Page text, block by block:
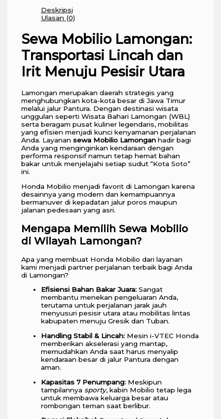
Deskripsi
Ulasan (0)
Sewa Mobilio Lamongan:
Transportasi Lincah dan
Irit Menuju Pesisir Utara
Lamongan merupakan daerah strategis yang
menghubungkan kota-kota besar di Jawa Timur
melalui jalur Pantura. Dengan destinasi wisata
unggulan seperti Wisata Bahari Lamongan (WBL)
serta beragam pusat kuliner legendaris, mobilitas
yang efisien menjadi kunci kenyamanan perjalanan
Anda. Layanan sewa Mobilio Lamonganhadir bagi
Anda yang menginginkan kendaraan dengan
performa responsif namun tetap hemat bahan
bakar untuk menjelajahi setiap sudut “Kota Soto”
ini.
Honda Mobilio menjadi favorit di Lamongan karena
desainnya yang modern dan kemampuannya
bermanuver di kepadatan jalur poros maupun
jalanan pedesaan yang asri.
Mengapa Memilih Sewa Mobilio
di Wilayah Lamongan?
Apa yang membuat Honda Mobilio dari layanan
kami menjadi partner perjalanan terbaik bagi Anda
di Lamongan?
Efisiensi Bahan Bakar Juara:Sangat
membantu menekan pengeluaran Anda,
terutama untuk perjalanan jarak jauh
menyusuri pesisir utara atau mobilitas lintas
kabupaten menuju Gresik dan Tuban.
Handling Stabil & Lincah:Mesin i-VTEC Honda
memberikan akselerasi yang mantap,
memudahkan Anda saat harus menyalip
kendaraan besar di jalur Pantura dengan
aman.
Kapasitas 7 Penumpang:Meskipun
tampilannya sporty, kabin Mobilio tetap lega
untuk membawa keluarga besar atau
rombongan teman saat berlibur.